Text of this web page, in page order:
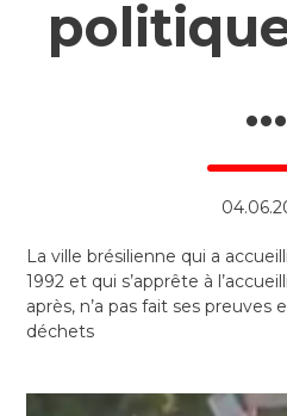
…
La ville brésilienne qui a
1992 et qui s’apprête à
après, n’a pas fait ses
déchets